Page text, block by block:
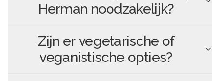
Herman noodzakelijk?
Zijn er vegetarische of
veganistische opties?